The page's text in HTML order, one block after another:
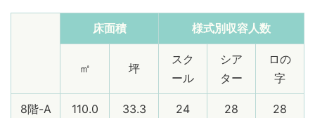
床面積 様式別収容人数
㎡ 坪
スク
ール
シア
ター
ロの
字
8階-A 110.0 33.3 24 28 28